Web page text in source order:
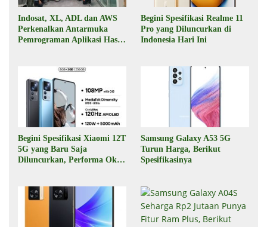
Indosat, XL, ADL dan AWS
Perkenalkan Antarmuka
Pemrograman Aplikasi Hasil
Begini Spesifikasi Realme 11
Pro yang Diluncurkan di
Indonesia Hari Ini
Begini Spesifikasi Xiaomi 12T
5G yang Baru Saja
Diluncurkan, Performa Oke,
Samsung Galaxy A53 5G
Turun Harga, Berikut
Spesifikasinya